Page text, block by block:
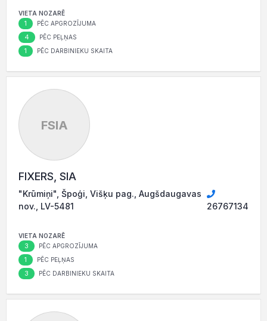
VIETA NOZARĒ
1 PĒC APGROZĪJUMA
4 PĒC PEĻŅAS
1 PĒC DARBINIEKU SKAITA
FSIA
FIXERS, SIA
"Krūmiņi", Špoģi, Višķu pag., Augšdaugavas
nov., LV-5481
26767134
VIETA NOZARĒ
3 PĒC APGROZĪJUMA
1 PĒC PEĻŅAS
3 PĒC DARBINIEKU SKAITA